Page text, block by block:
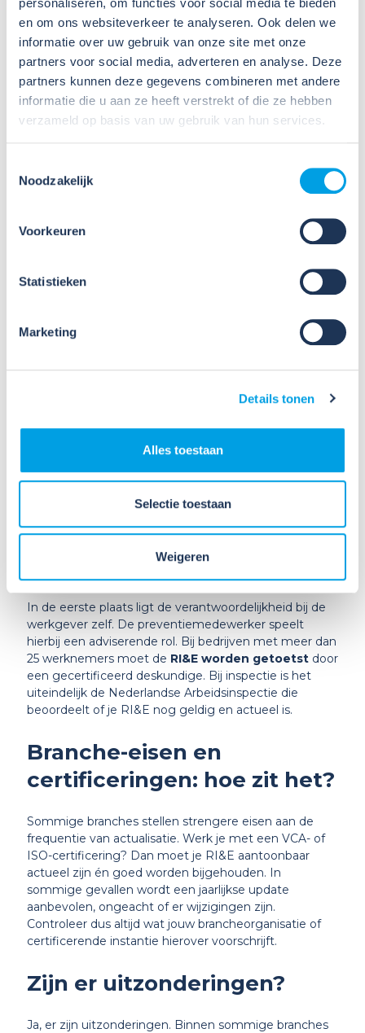
en om ons websiteverkeer te analyseren. Ook delen we
informatie over uw gebruik van onze site met onze
partners voor social media, adverteren en analyse. Deze
partners kunnen deze gegevens combineren met andere
informatie die u aan ze heeft verstrekt of die ze hebben
verzameld op basis van uw gebruik van hun services.
Noodzakelijk
Voorkeuren
Statistieken
Marketing
Details tonen
Alles toestaan
Selectie toestaan
Weigeren
deRI&E.
Zo hou je je RI&E up-to-date
Zo hou je je RI&E up-to-date:
Stel een verantwoordelijke aan: Wijs iemand aan
jaarlijks of je RI&E nog aansluit bij de praktijk.
Betrek medewerkers: Laat hen signaleren of
Wat als je je RI&E niet op
blijkt dat je wist van een risico maar je RI&E niet hebt
Bovendien kunnen certificeringen (zoals VCA) na
verloop van tijd vervallen ls hier niet op wordt
boete riskeert bij controle van de Nederlandse
Wie bepaalt of je RI&E nog
In de eerste plaats ligt de verantwoordelijkheid bij de
werkgever zelf. De preventiemedewerker speelt
hierbij een adviserende rol. Bij bedrijven met meer dan
25 werknemers moet de RI&E worden getoetst door
een gecertificeerd deskundige. Bij inspectie is het
uiteindelijk de Nederlandse Arbeidsinspectie die
beoordeelt of je RI&E nog geldig en actueel is.
Branche-eisen en
certificeringen: hoe zit het?
Sommige branches stellen strengere eisen aan de
frequentie van actualisatie. Werk je met een VCA- of
ISO-certificering? Dan moet je RI&E aantoonbaar
actueel zijn én goed worden bijgehouden. In
sommige gevallen wordt een jaarlijkse update
aanbevolen, ongeacht of er wijzigingen zijn.
Controleer dus altijd wat jouw brancheorganisatie of
certificerende instantie hierover voorschrijft.
Zijn er uitzonderingen?
Ja, er zijn uitzonderingen. Binnen sommige branches